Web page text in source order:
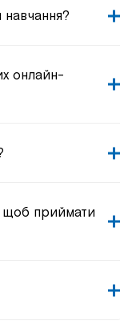
онлайн-
щоб приймати